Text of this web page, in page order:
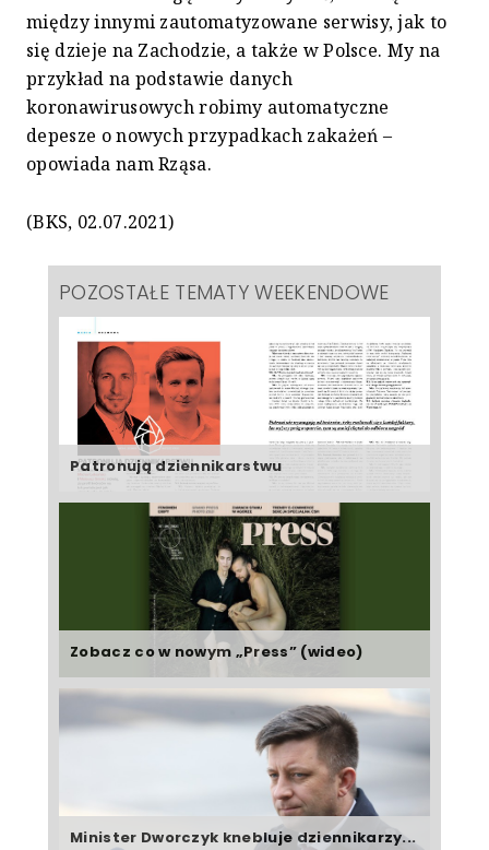
między innymi zautomatyzowane serwisy, jak to
się dzieje na Zachodzie, a także w Polsce. My na
przykład na podstawie danych
koronawirusowych robimy automatyczne
depesze o nowych przypadkach zakażeń –
opowiada nam Rząsa.
(BKS, 02.07.2021)
POZOSTAŁE TEMATY WEEKENDOWE
Patronują dziennikarstwu
Zobacz co w nowym „Press” (wideo)
Minister Dworczyk knebluje dziennikarzy...